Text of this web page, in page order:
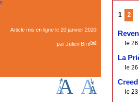
Article mis en ligne le 20 janvier 2020
par Julien Brnl
1 2
le
La
le
Creed
le